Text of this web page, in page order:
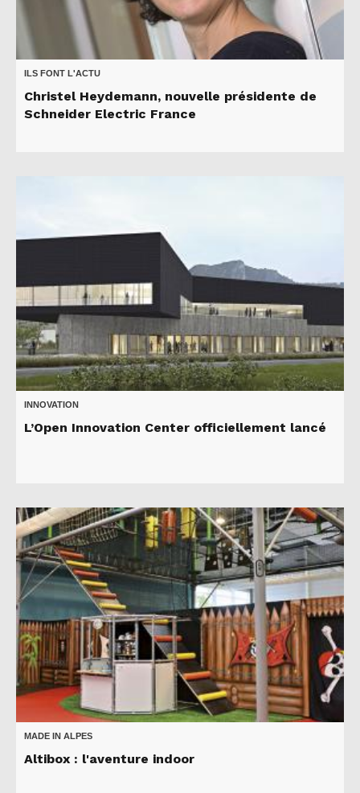
ILS FONT L'ACTU
Christel Heydemann, nouvelle présidente de
Schneider Electric France
INNOVATION
L’Open Innovation Center officiellement lancé
MADE IN ALPES
Altibox : l'aventure indoor